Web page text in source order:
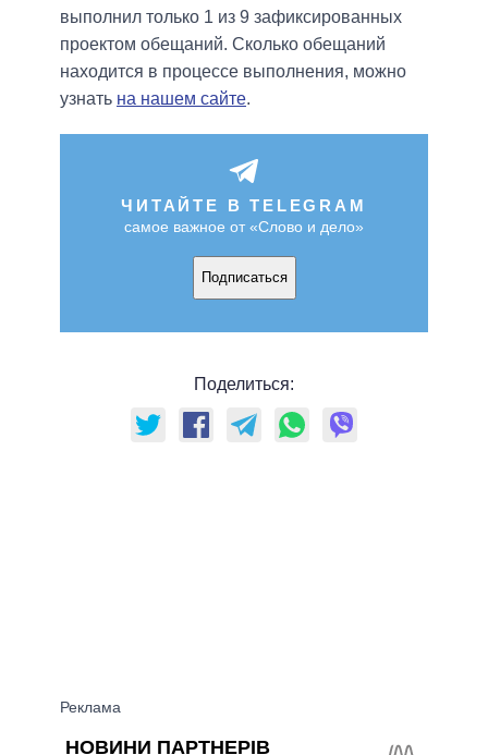
выполнил только 1 из 9 зафиксированных
проектом обещаний. Сколько обещаний
находится в процессе выполнения, можно
узнать на нашем сайте.
ЧИТАЙТЕ В TELEGRAM
самое важное от «Слово и дело»
Подписаться
Поделиться: